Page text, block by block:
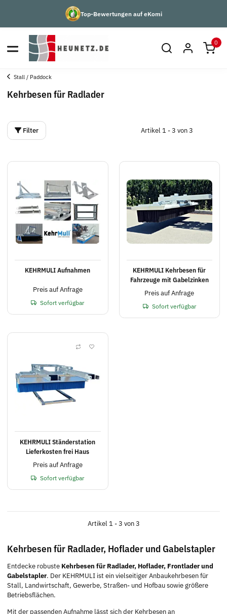
Top-Bewertungen auf eKomi
0
Stall / Paddock
Kehrbesen für Radlader
Filter Artikel 1 - 3 von 3
KEHRMULI Aufnahmen
Preis auf Anfrage
Sofort verfügbar
KEHRMULI Kehrbesen für
Fahrzeuge mit Gabelzinken
Preis auf Anfrage
Sofort verfügbar
KEHRMULI Ständerstation
Lieferkosten frei Haus
Preis auf Anfrage
Sofort verfügbar
Artikel 1 - 3 von 3
Kehrbesen für Radlader, Hoflader und Gabelstapler
Entdecke robuste Kehrbesen für Radlader, Hoflader, Frontlader und
Gabelstapler. Der KEHRMULI ist ein vielseitiger Anbaukehrbesen für
Stall, Landwirtschaft, Gewerbe, Straßen- und Hofbau sowie größere
Betriebsflächen.
Mit der passenden Aufnahme lässt sich der Kehrbesen an